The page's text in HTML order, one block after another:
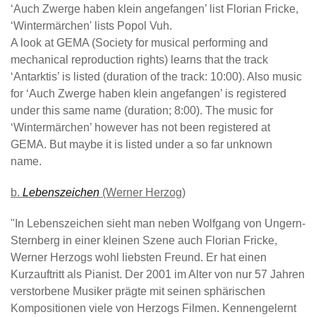
‘Auch Zwerge haben klein angefangen’ list Florian Fricke,
‘Wintermärchen' lists Popol Vuh.
A look at GEMA (Society for musical performing and
mechanical reproduction rights) learns that the track
‘Antarktis’ is listed (duration of the track: 10:00). Also music
for ‘Auch Zwerge haben klein angefangen’ is registered
under this same name (duration; 8:00). The music for
‘Wintermärchen’ however has not been registered at
GEMA. But maybe it is listed under a so far unknown
name.
b. Lebenszeichen (Werner Herzog)
"In Lebenszeichen sieht man neben Wolfgang von Ungern-
Sternberg in einer kleinen Szene auch Florian Fricke,
Werner Herzogs wohl liebsten Freund. Er hat einen
Kurzauftritt als Pianist. Der 2001 im Alter von nur 57 Jahren
verstorbene Musiker prägte mit seinen sphärischen
Kompositionen viele von Herzogs Filmen. Kennengelernt